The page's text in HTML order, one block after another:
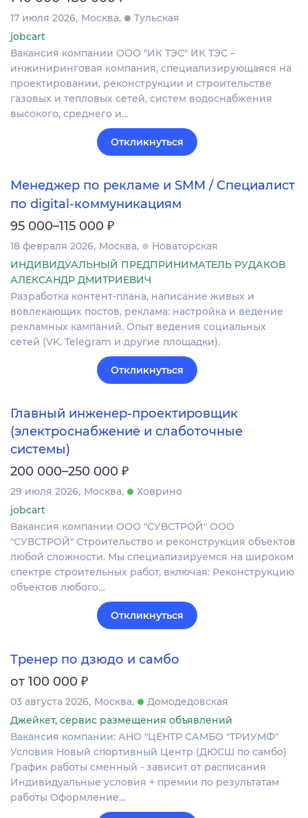
17 июля 2026 Москва
Тульская
jobcart
Вакансия компании ООО "ИК ТЭС" ИК ТЭС –
инжиниринговая компания, специализирующаяся на
проектировании, реконструкции и строительстве
газовых и тепловых сетей, систем водоснабжения
высокого, среднего и…
Откликнуться
Менеджер по рекламе и SMM / Специалист
по digital-коммуникациям
95 000–115 000 ₽
18 февраля 2026 Москва
Новаторская
ИНДИВИДУАЛЬНЫЙ ПРЕДПРИНИМАТЕЛЬ РУДАКОВ
АЛЕКСАНДР ДМИТРИЕВИЧ
Разработка контент-плана, написание живых и
вовлекающих постов, реклама: настройка и ведение
рекламных кампаний. Опыт ведения социальных
сетей (VK, Telegram и другие площадки).
Откликнуться
Главный инженер‑проектировщик
(электроснабжение и слаботочные
системы)
200 000–250 000 ₽
29 июля 2026 Москва
Ховрино
jobcart
Вакансия компании ООО "СУВСТРОЙ" ООО
"СУВСТРОЙ" Строительство и реконструкция объектов
любой сложности. Мы специализируемся на широком
спектре строительных работ, включая: Реконструкцию
объектов любого…
Откликнуться
Тренер по дзюдо и самбо
от 100 000 ₽
03 августа 2026 Москва
Домодедовская
Джейкет, сервис размещения объявлений
Вакансия компании: АНО "ЦЕНТР САМБО "ТРИУМФ"
Условия Новый спортивный Центр (ДЮСШ по самбо)
График работы сменный - зависит от расписания
Индивидуальные условия + премии по результатам
работы Оформление…